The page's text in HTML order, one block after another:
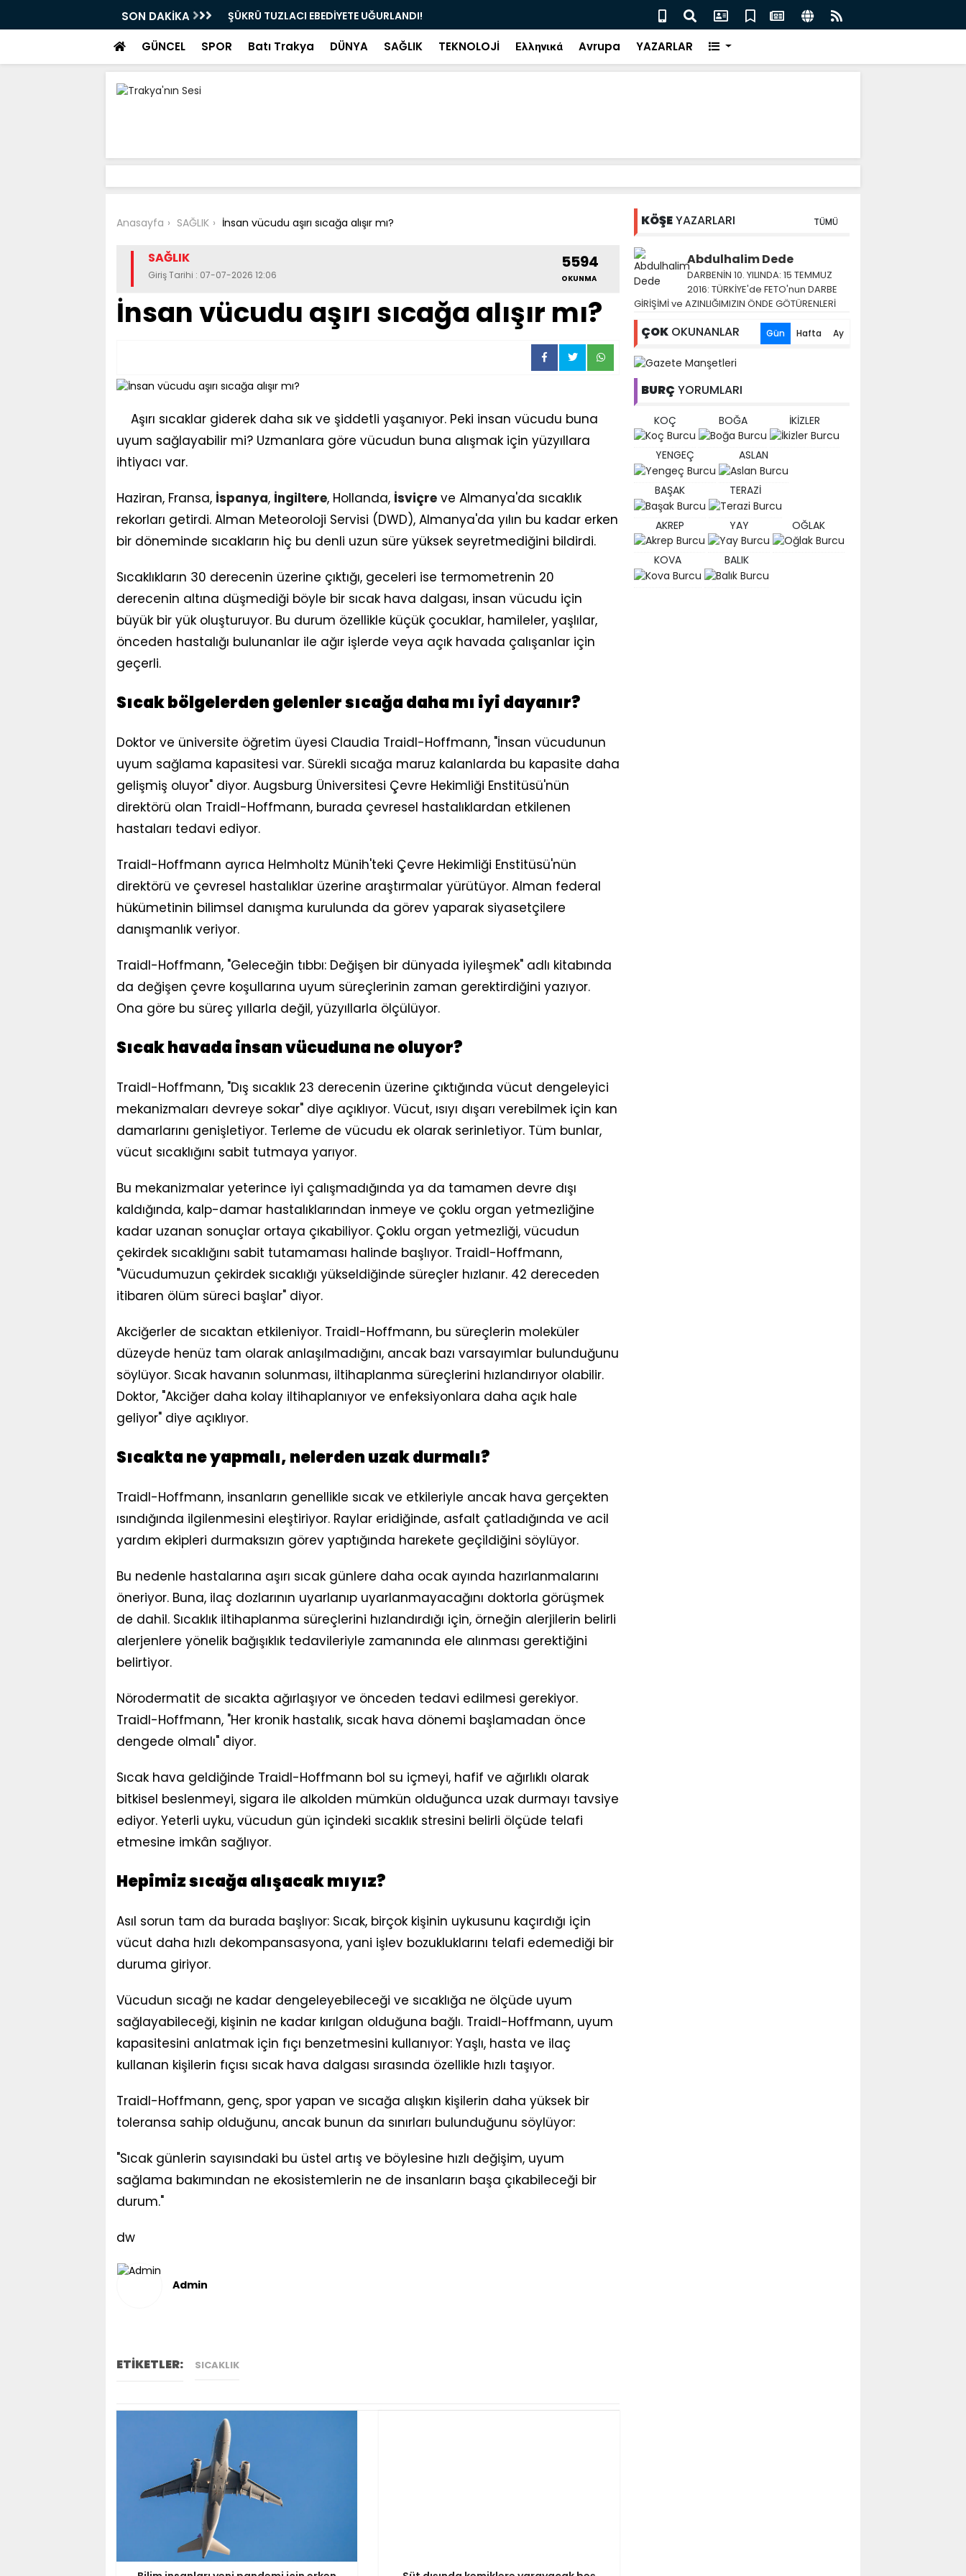
SON DAKİKA
Bir milyon euro ikramiye çıkan ve çöpe atılan bilet iki gün sonra
bulundu
Salah transferi için İngiliz medyası ne diyor?
GÜNCEL SPOR Batı Trakya DÜNYA SAĞLIK TEKNOLOJİ Ελληνικά Avrupa YAZARLAR
Anasayfa SAĞLIK İnsan vücudu aşırı sıcağa alışır mı?
SAĞLIK
Giriş Tarihi : 07-07-2026 12:06
5594
OKUNMA
İnsan vücudu aşırı sıcağa alışır mı?
Aşırı sıcaklar giderek daha sık ve şiddetli yaşanıyor. Peki insan vücudu buna
uyum sağlayabilir mi? Uzmanlara göre vücudun buna alışmak için yüzyıllara
ihtiyacı var.
Haziran, Fransa, İspanya, İngiltere, Hollanda, İsviçre ve Almanya'da sıcaklık
rekorları getirdi. Alman Meteoroloji Servisi (DWD), Almanya'da yılın bu kadar erken
bir döneminde sıcakların hiç bu denli uzun süre yüksek seyretmediğini bildirdi.
Sıcaklıkların 30 derecenin üzerine çıktığı, geceleri ise termometrenin 20
derecenin altına düşmediği böyle bir sıcak hava dalgası, insan vücudu için
büyük bir yük oluşturuyor. Bu durum özellikle küçük çocuklar, hamileler, yaşlılar,
önceden hastalığı bulunanlar ile ağır işlerde veya açık havada çalışanlar için
geçerli.
Sıcak bölgelerden gelenler sıcağa daha mı iyi dayanır?
Doktor ve üniversite öğretim üyesi Claudia Traidl-Hoffmann, "İnsan vücudunun
uyum sağlama kapasitesi var. Sürekli sıcağa maruz kalanlarda bu kapasite daha
gelişmiş oluyor" diyor. Augsburg Üniversitesi Çevre Hekimliği Enstitüsü'nün
direktörü olan Traidl-Hoffmann, burada çevresel hastalıklardan etkilenen
hastaları tedavi ediyor.
Traidl-Hoffmann ayrıca Helmholtz Münih'teki Çevre Hekimliği Enstitüsü'nün
direktörü ve çevresel hastalıklar üzerine araştırmalar yürütüyor. Alman federal
hükümetinin bilimsel danışma kurulunda da görev yaparak siyasetçilere
danışmanlık veriyor.
Traidl-Hoffmann, "Geleceğin tıbbı: Değişen bir dünyada iyileşmek" adlı kitabında
da değişen çevre koşullarına uyum süreçlerinin zaman gerektirdiğini yazıyor.
Ona göre bu süreç yıllarla değil, yüzyıllarla ölçülüyor.
Sıcak havada insan vücuduna ne oluyor?
Traidl-Hoffmann, "Dış sıcaklık 23 derecenin üzerine çıktığında vücut dengeleyici
mekanizmaları devreye sokar" diye açıklıyor. Vücut, ısıyı dışarı verebilmek için kan
damarlarını genişletiyor. Terleme de vücudu ek olarak serinletiyor. Tüm bunlar,
vücut sıcaklığını sabit tutmaya yarıyor.
Bu mekanizmalar yeterince iyi çalışmadığında ya da tamamen devre dışı
kaldığında, kalp-damar hastalıklarından inmeye ve çoklu organ yetmezliğine
kadar uzanan sonuçlar ortaya çıkabiliyor. Çoklu organ yetmezliği, vücudun
çekirdek sıcaklığını sabit tutamaması halinde başlıyor. Traidl-Hoffmann,
"Vücudumuzun çekirdek sıcaklığı yükseldiğinde süreçler hızlanır. 42 dereceden
itibaren ölüm süreci başlar" diyor.
Akciğerler de sıcaktan etkileniyor. Traidl-Hoffmann, bu süreçlerin moleküler
düzeyde henüz tam olarak anlaşılmadığını, ancak bazı varsayımlar bulunduğunu
söylüyor. Sıcak havanın solunması, iltihaplanma süreçlerini hızlandırıyor olabilir.
Doktor, "Akciğer daha kolay iltihaplanıyor ve enfeksiyonlara daha açık hale
geliyor" diye açıklıyor.
Sıcakta ne yapmalı, nelerden uzak durmalı?
Traidl-Hoffmann, insanların genellikle sıcak ve etkileriyle ancak hava gerçekten
ısındığında ilgilenmesini eleştiriyor. Raylar eridiğinde, asfalt çatladığında ve acil
yardım ekipleri durmaksızın görev yaptığında harekete geçildiğini söylüyor.
Bu nedenle hastalarına aşırı sıcak günlere daha ocak ayında hazırlanmalarını
öneriyor. Buna, ilaç dozlarının uyarlanıp uyarlanmayacağını doktorla görüşmek
de dahil. Sıcaklık iltihaplanma süreçlerini hızlandırdığı için, örneğin alerjilerin belirli
alerjenlere yönelik bağışıklık tedavileriyle zamanında ele alınması gerektiğini
belirtiyor.
Nörodermatit de sıcakta ağırlaşıyor ve önceden tedavi edilmesi gerekiyor.
Traidl-Hoffmann, "Her kronik hastalık, sıcak hava dönemi başlamadan önce
dengede olmalı" diyor.
Sıcak hava geldiğinde Traidl-Hoffmann bol su içmeyi, hafif ve ağırlıklı olarak
bitkisel beslenmeyi, sigara ile alkolden mümkün olduğunca uzak durmayı tavsiye
ediyor. Yeterli uyku, vücudun gün içindeki sıcaklık stresini belirli ölçüde telafi
etmesine imkân sağlıyor.
Hepimiz sıcağa alışacak mıyız?
Asıl sorun tam da burada başlıyor: Sıcak, birçok kişinin uykusunu kaçırdığı için
vücut daha hızlı dekompansasyona, yani işlev bozukluklarını telafi edemediği bir
duruma giriyor.
Vücudun sıcağı ne kadar dengeleyebileceği ve sıcaklığa ne ölçüde uyum
sağlayabileceği, kişinin ne kadar kırılgan olduğuna bağlı. Traidl-Hoffmann, uyum
kapasitesini anlatmak için fıçı benzetmesini kullanıyor: Yaşlı, hasta ve ilaç
kullanan kişilerin fıçısı sıcak hava dalgası sırasında özellikle hızlı taşıyor.
Traidl-Hoffmann, genç, spor yapan ve sıcağa alışkın kişilerin daha yüksek bir
toleransa sahip olduğunu, ancak bunun da sınırları bulunduğunu söylüyor:
"Sıcak günlerin sayısındaki bu üstel artış ve böylesine hızlı değişim, uyum
sağlama bakımından ne ekosistemlerin ne de insanların başa çıkabileceği bir
durum."
dw
Admin
ETİKETLER: SICAKLIK
KÖŞEYAZARLARI TÜMÜ
Abdulhalim Dede
DARBENİN 10. YILINDA: 15 TEMMUZ
2016: TÜRKİYE'de FETO'nun DARBE
GİRİŞİMİ ve AZINLIĞIMIZIN ÖNDE GÖTÜRENLERİ
ÇOK OKUNANLAR Gün Hafta Ay
BURÇ YORUMLARI
KOÇ BOĞA İKİZLER
YENGEÇ ASLAN
BAŞAK TERAZİ
AKREP YAY OĞLAK
KOVA BALIK